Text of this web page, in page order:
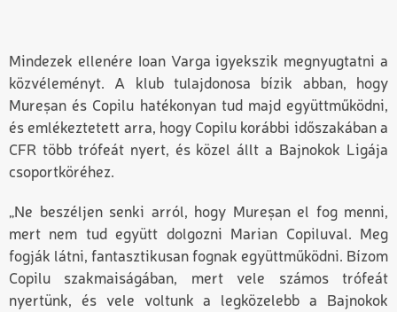
Mindezek ellenére Ioan Varga igyekszik megnyugtatni a
közvéleményt. A klub tulajdonosa bízik abban, hogy
Mureșan és Copilu hatékonyan tud majd együttműködni,
és emlékeztetett arra, hogy Copilu korábbi időszakában a
CFR több trófeát nyert, és közel állt a Bajnokok Ligája
csoportköréhez.
„Ne beszéljen senki arról, hogy Mureșan el fog menni,
mert nem tud együtt dolgozni Marian Copiluval. Meg
fogják látni, fantasztikusan fognak együttműködni. Bízom
Copilu szakmaiságában, mert vele számos trófeát
nyertünk, és vele voltunk a legközelebb a Bajnokok